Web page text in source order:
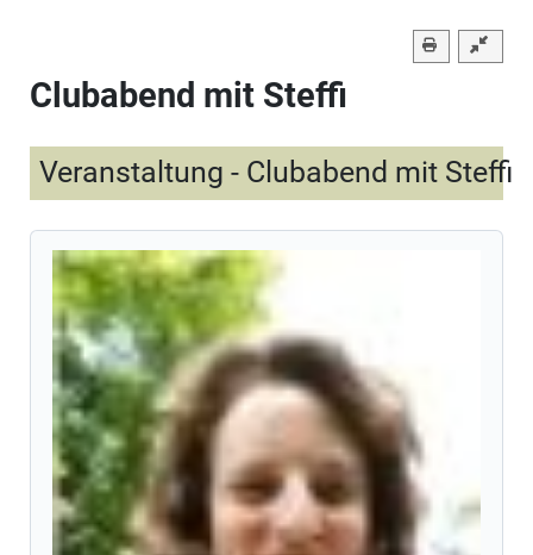
Clubabend mit Steffi
Veranstaltung - Clubabend mit Steffi